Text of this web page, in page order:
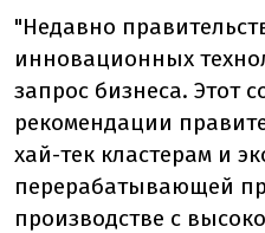
"Недавно
инновационных
запрос бизнеса. Этот
рекомендации
хай-тек кластерам и
перерабатывающей
производстве с